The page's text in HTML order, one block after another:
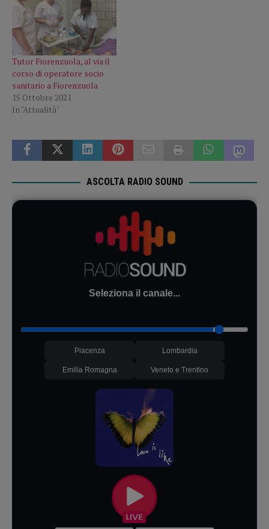
Tutor Fiorenzuola, al via il
corso di operatore socio
sanitario a Fiorenzuola
15 Ottobre 2021
In "Attualità"
ASCOLTA RADIO SOUND
Seleziona il canale...
Piacenza Lombardia
Emilia Romagna Veneto e Trentino